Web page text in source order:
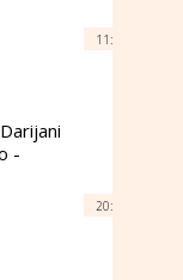
11:
-
20: